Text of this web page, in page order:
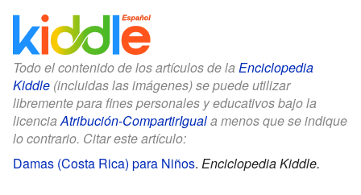
Todo el contenido de los artículos de la Enciclopedia
Kiddle (incluidas las imágenes) se puede utilizar
libremente para fines personales y educativos bajo la
licenciaAtribución-CompartirIguala menos que se indique
lo contrario. Citar este artículo:
Damas (Costa Rica) para Niños. Enciclopedia Kiddle.